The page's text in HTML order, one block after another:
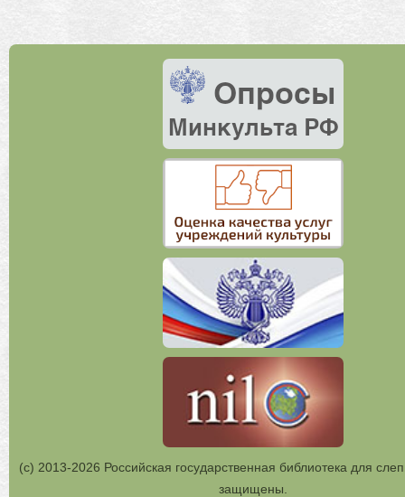
(с) 2013-2026 Российская государственная библиотека для
защищены.